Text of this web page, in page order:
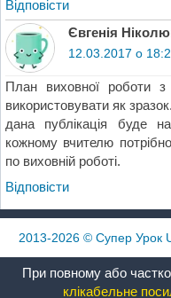
Відповіcти
Євгенія
12.03.2017 о
План виховної роботи
використовувати як
дана публікація буде
кожному вчителю
по виховній роботі.
Відповіcти
2013-2026 © Супер Урок
При повному або
клікабельне